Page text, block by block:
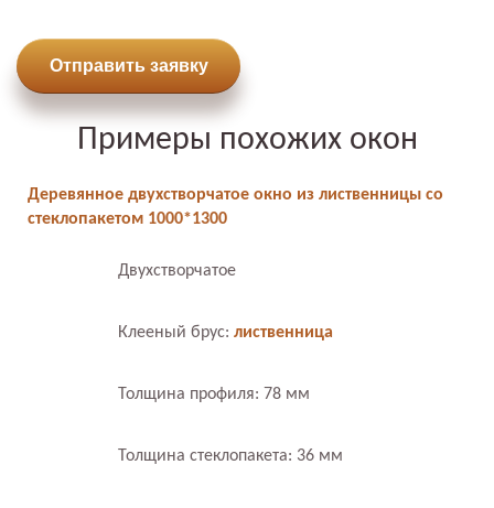
Отправить заявку
Примеры похожих окон
Деревянное двухстворчатое окно из лиственницы со
стеклопакетом 1000*1300
Двухстворчатое
Клееный брус: лиственница
Толщина профиля: 78 мм
Толщина стеклопакета: 36 мм